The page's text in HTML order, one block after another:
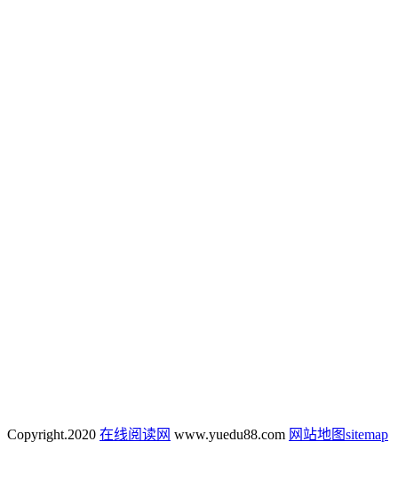
Copyright.2020 在线阅读网 www.yuedu88.com 网站地图sitemap